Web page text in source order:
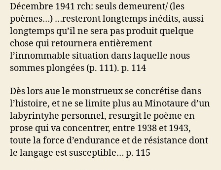
Décembre 1941 rch: seuls demeurent/ (les
poèmes…) …resteront longtemps inédits, aussi
longtemps qu’il ne sera pas produit quelque
chose qui retournera entièrement
l’innommable situation dans laquelle nous
sommes plongées (p. 111). p. 114
Dès lors aue le monstrueux se concrétise dans
l’histoire, et ne se limite plus au Minotaure d’un
labyrintyhe personnel, resurgit le poème en
prose qui va concentrer, entre 1938 et 1943,
toute la force d’endurance et de résistance dont
le langage est susceptible… p. 115